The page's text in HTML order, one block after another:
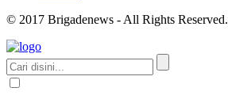
© 2017 Brigadenews - All Rights Reserved.